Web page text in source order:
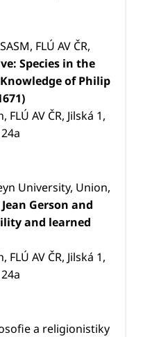
FLÚ AV ČR,
Species in the
of Philip
AV ČR, Jilská 1,
University, Union,
Gerson and
and learned
AV ČR, Jilská 1,
a religionistiky